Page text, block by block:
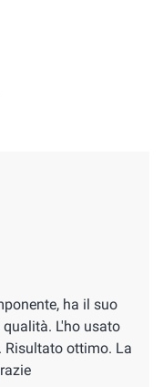
ha il suo
L'ho usato
Risultato ottimo. La